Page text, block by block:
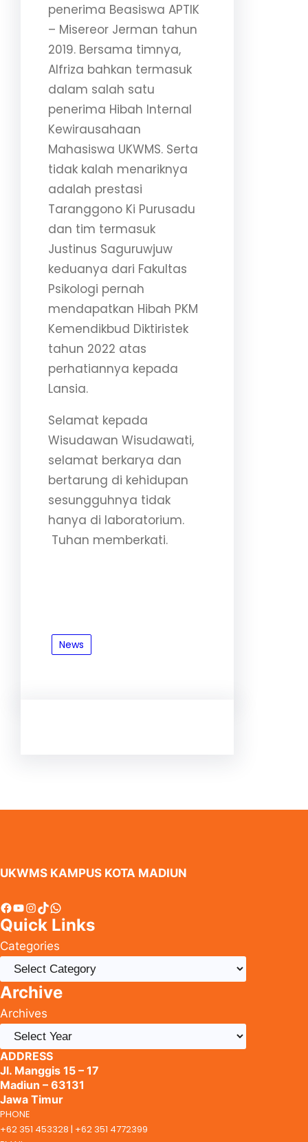
penerima Beasiswa APTIK
– Misereor Jerman tahun
2019. Bersama timnya,
Alfriza bahkan termasuk
dalam salah satu
penerima Hibah Internal
Kewirausahaan
Mahasiswa UKWMS. Serta
tidak kalah menariknya
adalah prestasi
Taranggono Ki Purusadu
dan tim termasuk
Justinus Saguruwjuw
keduanya dari Fakultas
Psikologi pernah
mendapatkan Hibah PKM
Kemendikbud Diktiristek
tahun 2022 atas
perhatiannya kepada
Lansia.
Selamat kepada
Wisudawan Wisudawati,
selamat berkarya dan
bertarung di kehidupan
sesungguhnya tidak
hanya di laboratorium.
Tuhan memberkati.
News
UKWMS KAMPUS KOTA MADIUN
Facebook YouTube InstagramTikTok WhatsApp
Quick Links
Categories
Archive
Archives
ADDRESS
Jl. Manggis 15 – 17
Madiun – 63131
Jawa Timur
PHONE
+62 351 453328 | +62 351 4772399